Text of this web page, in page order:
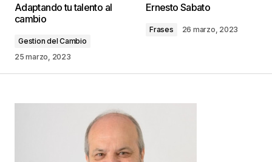
publicada. Los campos obligatorios están
marcados con
Comentario
*
Adaptando tu talento al
cambio
Gestion del Cambio
25 marzo, 2023
Ernesto Sabato
Frases 26 marzo, 2023